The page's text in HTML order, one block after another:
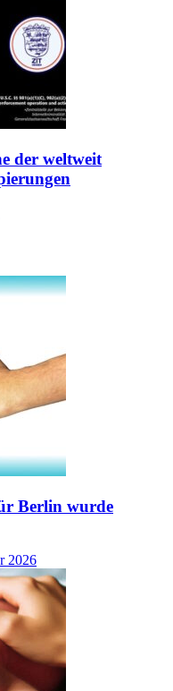
der weltweit
Berlin wurde
2026